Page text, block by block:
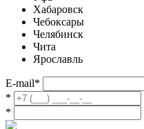
Хабаровск
Чебоксары
Челябинск
Чита
Ярославль
E-mail*
*
*